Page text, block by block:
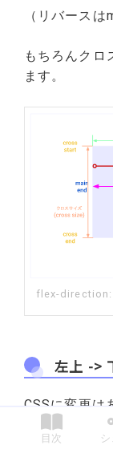
目次
（リバース
もちろんクロ
ます。
flex-direction:
左上 ->
CSSに変更は
ラスを変更し